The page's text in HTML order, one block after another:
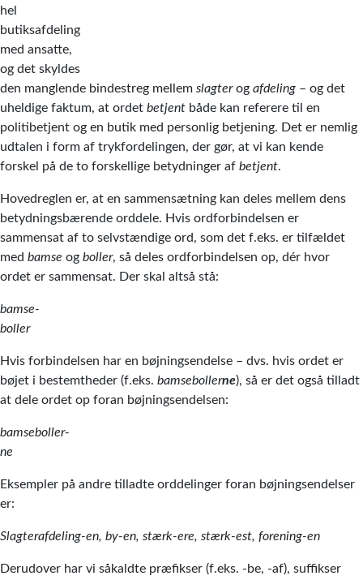
hel
butiksafdeling
med ansatte,
og det skyldes
den manglende bindestreg mellem slagterog afdeling – og det
uheldige faktum, at ordet betjent både kan referere til en
politibetjent og en butik med personlig betjening. Det er nemlig
udtalen i form af trykfordelingen, der gør, at vi kan kende
forskel på de to forskellige betydninger af betjent.
Hovedreglen er, at en sammensætning kan deles mellem dens
betydningsbærende orddele. Hvis ordforbindelsen er
sammensat af to selvstændige ord, som det f.eks. er tilfældet
med bamse og boller, så deles ordforbindelsen op, dér hvor
ordet er sammensat. Der skal altså stå:
bamse-
boller
Hvis forbindelsen har en bøjningsendelse – dvs. hvis ordet er
bøjet i bestemtheder (f.eks. bamsebollerne), så er det også tilladt
at dele ordet op foran bøjningsendelsen:
bamseboller-
ne
Eksempler på andre tilladte orddelinger foran bøjningsendelser
er:
Slagterafdeling-en, by-en, stærk-ere, stærk-est, forening-en
Derudover har vi såkaldte præfikser (f.eks. -be, -af), suffikser